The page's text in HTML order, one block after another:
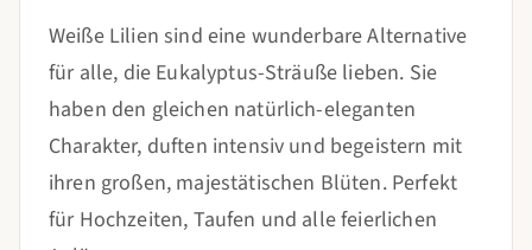
Weiße Lilien sind eine wunderbare Alternative
für alle, die Eukalyptus-Sträuße lieben. Sie
haben den gleichen natürlich-eleganten
Charakter, duften intensiv und begeistern mit
ihren großen, majestätischen Blüten. Perfekt
für Hochzeiten, Taufen und alle feierlichen